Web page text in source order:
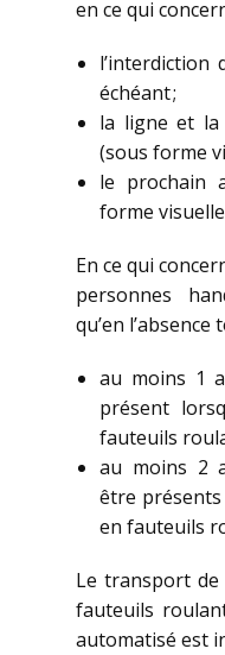
en ce qui
l’interdiction
échéant ;
la ligne et
(sous forme
le prochain
forme
En ce qui
personnes
qu’en
au moins 1
présent
fauteuils
au moins 2
être
en fauteuils
Le transport
fauteuils
automatisé est